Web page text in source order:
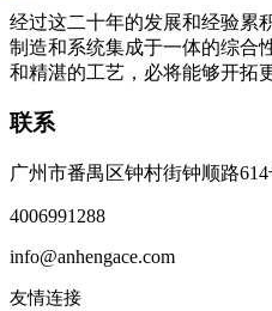
经过这二十年的发展和经验累
制造和系统集成于一体的综合
和精湛的工艺，必将能够开拓
联系
广州市番禺区钟村街钟顺路
4006991288
info@anhengace.com
友情连接